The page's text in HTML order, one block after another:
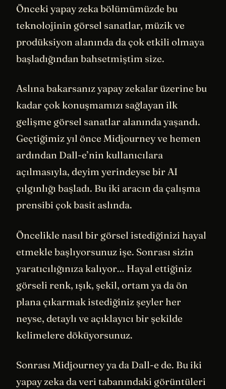
Önceki yapay zeka bölümümüzde bu
teknolojinin görsel sanatlar, müzik ve
prodüksiyon alanında da çok etkili olmaya
başladığından bahsetmiştim size.
Aslına bakarsanız yapay zekalar üzerine bu
kadar çok konuşmamızı sağlayan ilk
gelişme görsel sanatlar alanında yaşandı.
Geçtiğimiz yıl önce Midjourney ve hemen
ardından Dall-e’nin kullanıcılara
açılmasıyla, deyim yerindeyse bir AI
çılgınlığı başladı. Bu iki aracın da çalışma
prensibi çok basit aslında.
Öncelikle nasıl bir görsel istediğinizi hayal
etmekle başlıyorsunuz işe. Sonrası sizin
yaratıcılığınıza kalıyor… Hayal ettiğiniz
görseli renk, ışık, şekil, ortam ya da ön
plana çıkarmak istediğiniz şeyler her
neyse, detaylı ve açıklayıcı bir şekilde
kelimelere döküyorsunuz.
Sonrası Midjourney ya da Dall-e de. Bu iki
yapay zeka da veri tabanındaki görüntüleri